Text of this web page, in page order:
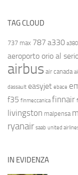
TAG CLOUD
737 max 787 a330 a380
aeroporto orio al
airbus air canada
dassault easyjet ebace
f35 finmeccanica finnair
livingston malpensa
ryanair saab united
IN EVIDENZA